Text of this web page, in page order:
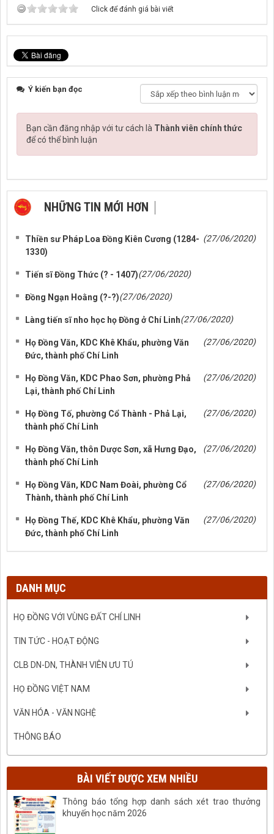
Click để đánh giá bài viết
Ý kiến bạn đọc
Bạn cần đăng nhập với tư cách là Thành viên chính thức
để có thể bình luận
NHỮNG TIN MỚI HƠN
Thiền sư Pháp Loa Đồng Kiên Cương (1284-
1330)
(27/06/2020)
Tiến sĩ Đồng Thức (? - 1407)(27/06/2020)
Đồng Ngạn Hoằng (?-?)(27/06/2020)
Làng tiến sĩ nho học họ Đồng ở Chí Linh(27/06/2020)
Họ Đồng Văn, KDC Khê Khẩu, phường Văn
Đức, thành phố Chí Linh
(27/06/2020)
Họ Đồng Văn, KDC Phao Sơn, phường Phả
Lại, thành phố Chí Linh
(27/06/2020)
Họ Đồng Tố, phường Cổ Thành - Phả Lại,
thành phố Chí Linh
(27/06/2020)
Họ Đồng Văn, thôn Dược Sơn, xã Hưng Đạo,
thành phố Chí Linh
(27/06/2020)
Họ Đồng Văn, KDC Nam Đoài, phường Cổ
Thành, thành phố Chí Linh
(27/06/2020)
Họ Đồng Thế, KDC Khê Khẩu, phường Văn
Đức, thành phố Chí Linh
(27/06/2020)
DANH MỤC
HỌ ĐỒNG VỚI VÙNG ĐẤT CHÍ LINH
TIN TỨC - HOẠT ĐỘNG
CLB DN-DN, THÀNH VIÊN ƯU TÚ
HỌ ĐỒNG VIỆT NAM
VĂN HÓA - VĂN NGHỆ
THÔNG BÁO
BÀI VIẾT ĐƯỢC XEM NHIỀU
Thông báo tổng hợp danh sách xét trao thưởng
khuyến học năm 2026